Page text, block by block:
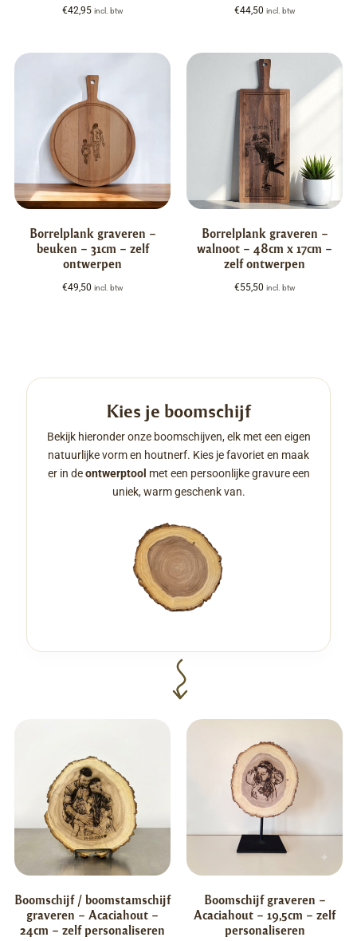
€42,95 incl. btw €44,50 incl. btw
Borrelplank graveren –
beuken – 31cm – zelf
ontwerpen
€49,50 incl. btw
Borrelplank graveren –
walnoot – 48cm x 17cm –
zelf ontwerpen
€55,50 incl. btw
Kies je boomschijf
Bekijk hieronder onze boomschijven, elk met een eigen
natuurlijke vorm en houtnerf. Kies je favoriet en maak
er in deontwerptool met een persoonlijke gravure een
uniek, warm geschenk van.
Boomschijf / boomstamschijf
graveren – Acaciahout –
24cm – zelf personaliseren
Boomschijf graveren –
Acaciahout – 19,5cm – zelf
personaliseren